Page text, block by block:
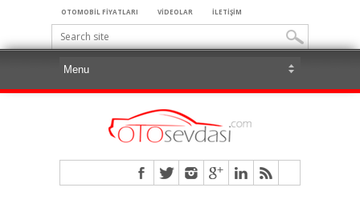
OTOMOBİL FİYATLARI VİDEOLAR İLETİŞİM